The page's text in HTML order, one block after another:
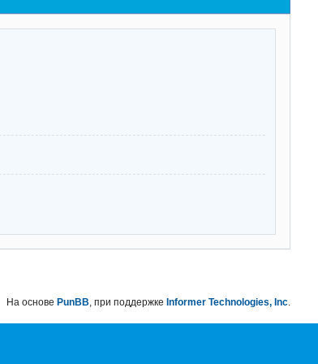
На основеPunBB , при поддержкеInformer Technologies, Inc